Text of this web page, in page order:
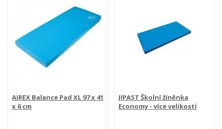
AIREX Balance Pad XL 97 x 41
x 6 cm
JIPAST Školní žíněnka
Economy - více velikostí